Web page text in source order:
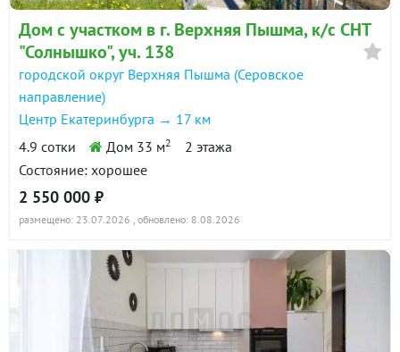
Дом с участком в г. Верхняя Пышма, к/с СНТ
"Солнышко", уч. 138
городской округ Верхняя Пышма (Серовское
направление)
Центр Екатеринбурга → 17 км
4.9 сотки
Дом 33 м2
2 этажа
Состояние: хорошее
2 550 000 ₽
размещено: 23.07.2026 , обновлено: 8.08.2026